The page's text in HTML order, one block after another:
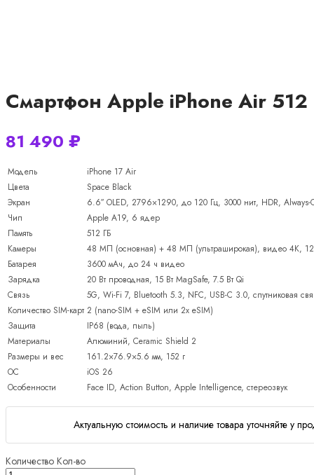
Смартфон Apple iPhone Air 512
81 490 ₽
Модель
iPhone 17 Air
Цвета
Space Black
Экран
6.6″ OLED, 2796×1290, до 120 Гц, 3000 нит, HDR, Always-
Чип
Apple A19, 6 ядер
Память
512 ГБ
Камеры
48 МП (основная) + 48 МП (ультраширокая), видео 4K,
Батарея
3600 мАч, до 24 ч видео
Зарядка
20 Вт проводная, 15 Вт MagSafe, 7.5 Вт Qi
Связь
5G, Wi-Fi 7, Bluetooth 5.3, NFC, USB-C 3.0, спутниковая
Количество SIM-карт 2 (nano-SIM + eSIM или 2x eSIM)
Защита
IP68 (вода, пыль)
Материалы
Алюминий, Ceramic Shield 2
Размеры и вес
161.2×76.9×5.6 мм, 152 г
ОС
iOS 26
Особенности
Face ID, Action Button, Apple Intelligence, стереозвук
Актуальную стоимость и наличие товара уточняйте у
Количество Кол-во